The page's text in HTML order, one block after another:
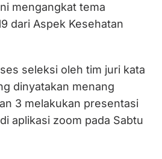
mengangkat tema
dari Aspek Kesehatan
seleksi oleh tim juri kata
dinyatakan menang
3 melakukan presentasi
aplikasi zoom pada Sabtu